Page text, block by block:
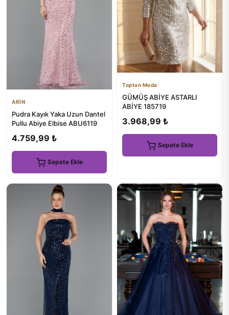
ARİN
Pudra Kayık Yaka Uzun Dantel
Pullu Abiye Elbise ABU6119
4.759,99 ₺
Sepete Ekle
Toptan Moda
GÜMÜŞ ABİYE ASTARLI
ABİYE 185719
3.968,99 ₺
Sepete Ekle